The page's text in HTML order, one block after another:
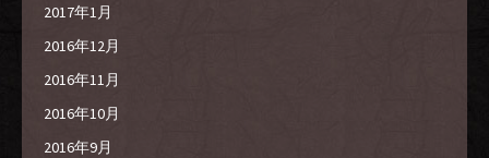
2017年1月
2016年12月
2016年11月
2016年10月
2016年9月